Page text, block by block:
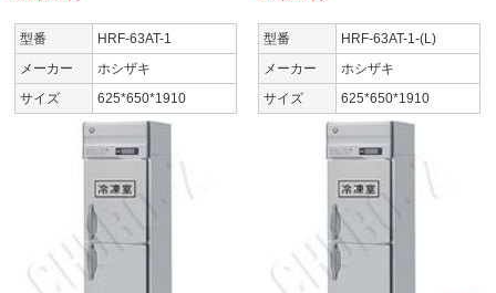
型番
HRF-63AT-1
メーカー
ホシザキ
サイズ
625*650*1910
型番
HRF-63AT-1-(L)
メーカー
ホシザキ
サイズ
625*650*1910